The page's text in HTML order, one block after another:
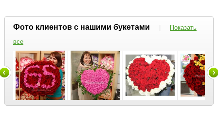
Фото клиентов с нашими букетами |
Показать
все